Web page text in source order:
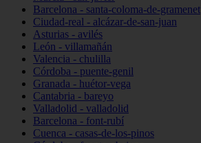
Barcelona - santa-coloma-de-gramenet
Ciudad-real - alcázar-de-san-juan
Asturias - avilés
León - villamañán
Valencia - chulilla
Córdoba - puente-genil
Granada - huétor-vega
Cantabria - bareyo
Valladolid - valladolid
Barcelona - font-rubí
Cuenca - casas-de-los-pinos